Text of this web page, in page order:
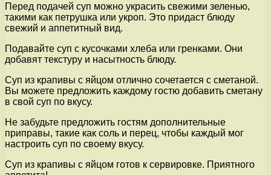
Перед подачей суп можно украсить свежими зеленью,
такими как петрушка или укроп. Это придаст блюду
свежий и аппетитный вид.
Подавайте суп с кусочками хлеба или гренками. Они
добавят текстуру и насытность блюду.
Суп из крапивы с яйцом отлично сочетается с сметаной.
Вы можете предложить каждому гостю добавить сметану
в свой суп по вкусу.
Не забудьте предложить гостям дополнительные
приправы, такие как соль и перец, чтобы каждый мог
настроить суп по своему вкусу.
Суп из крапивы с яйцом готов к сервировке. Приятного